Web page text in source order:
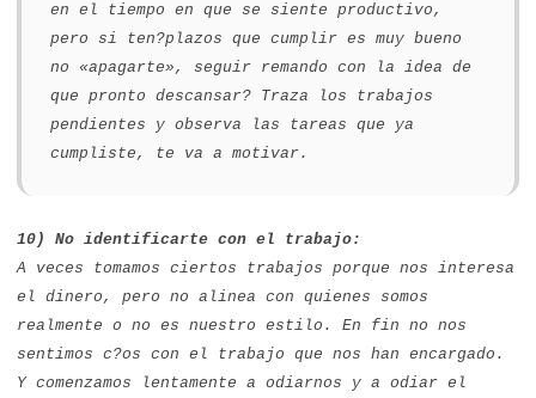
en el tiempo en que se siente productivo,
pero si ten?plazos que cumplir es muy bueno
no «apagarte», seguir remando con la idea de
que pronto descansar? Traza los trabajos
pendientes y observa las tareas que ya
cumpliste, te va a motivar.
10) No identificarte con el trabajo:
A veces tomamos ciertos trabajos porque nos interesa
el dinero, pero no alinea con quienes somos
realmente o no es nuestro estilo. En fin no nos
sentimos c?os con el trabajo que nos han encargado.
Y comenzamos lentamente a odiarnos y a odiar el